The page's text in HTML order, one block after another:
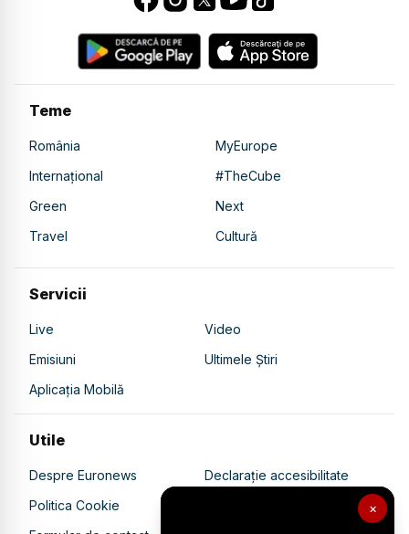
×
Teme
România
MyEurope
Internațional
#TheCube
Green
Next
Travel
Cultură
Servicii
Live
Video
Emisiuni
Ultimele Știri
Aplicația Mobilă
Utile
Despre Euronews
Declarație accesibilitate
Politica Cookie
Politica de confidențialitate